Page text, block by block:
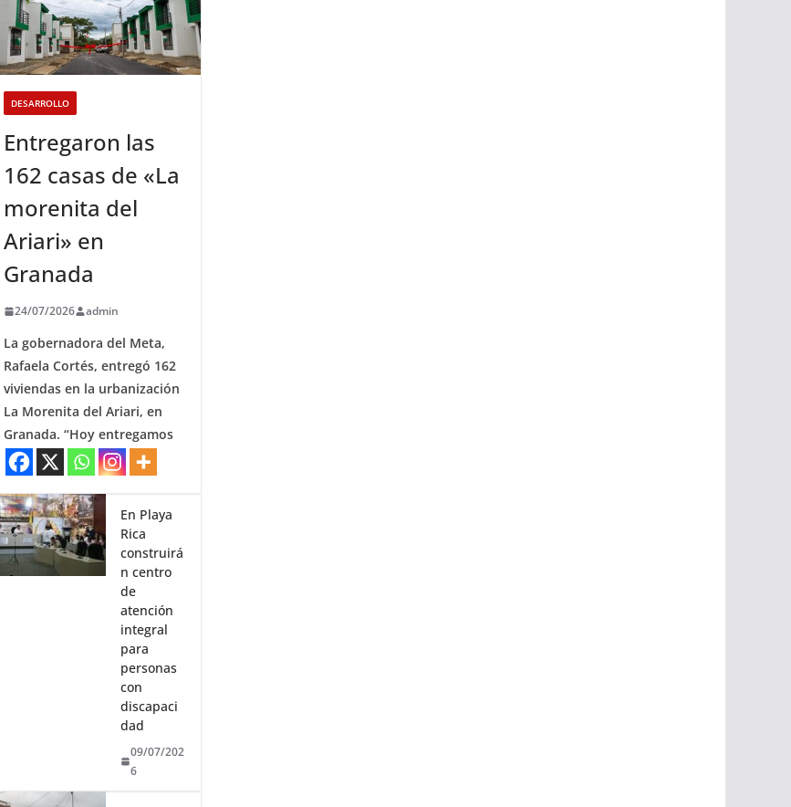
DESARROLLO
Entregaron las
162 casas de «La
morenita del
Ariari» en
Granada
24/07/2026 admin
La gobernadora del Meta,
Rafaela Cortés, entregó 162
viviendas en la urbanización
La Morenita del Ariari, en
Granada. “Hoy entregamos
En Playa
Rica
construirá
n centro
de
atención
integral
para
personas
con
discapaci
dad
09/07/202
6